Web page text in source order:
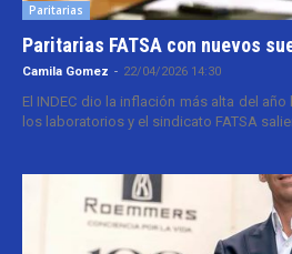
Paritarias
Paritarias FATSA con nuevos
Camila Gomez - 22/04/2026 14:30
El INDEC dio la inflación más alta del
los laboratorios y el sindicato FATSA